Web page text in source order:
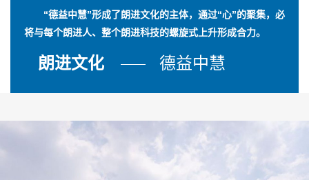
“德益中慧”形成了朗进文化的主体，通过“心”的聚集，必
将与每个朗进人、整个朗进科技的螺旋式上升形成合力。
朗进文化 德益中慧